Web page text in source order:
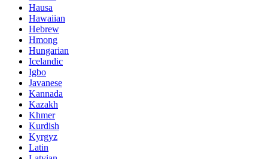
Hausa
Hawaiian
Hebrew
Hmong
Hungarian
Icelandic
Igbo
Javanese
Kannada
Kazakh
Khmer
Kurdish
Kyrgyz
Latin